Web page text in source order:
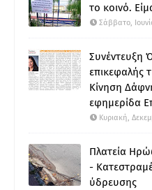
το κοινό.
Σάββατο,
Συνέντευξη
επικεφαλής
Κίνηση
εφημερίδα
Κυριακή,
Πλατεία
-
ύδρευσης